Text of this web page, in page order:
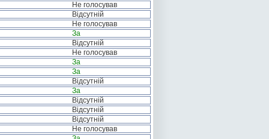
Не голосував
Відсутній
Не голосував
За
Відсутній
Не голосував
За
За
Відсутній
За
Відсутній
Відсутній
Відсутній
Не голосував